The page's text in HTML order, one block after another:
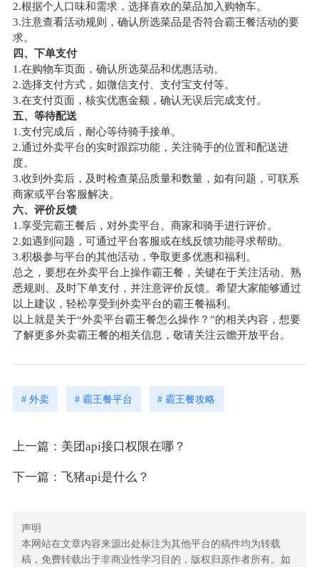
2.根据个人口味和需求，选择喜欢的菜品加入购物车。
3.注意查看活动规则，确认所选菜品是否符合霸王餐活动的要
求。
四、下单支付
1.在购物车页面，确认所选菜品和优惠活动。
2.选择支付方式，如微信支付、支付宝支付等。
3.在支付页面，核实优惠金额，确认无误后完成支付。
五、等待配送
1.支付完成后，耐心等待骑手接单。
2.通过外卖平台的实时跟踪功能，关注骑手的位置和配送进
度。
3.收到外卖后，及时检查菜品质量和数量，如有问题，可联系
商家或平台客服解决。
六、评价反馈
1.享受完霸王餐后，对外卖平台、商家和骑手进行评价。
2.如遇到问题，可通过平台客服或在线反馈功能寻求帮助。
3.积极参与平台的其他活动，争取更多优惠和福利。
总之，要想在外卖平台上操作霸王餐，关键在于关注活动、熟
悉规则、及时下单支付，并注意评价反馈。希望大家能够通过
以上建议，轻松享受到外卖平台的霸王餐福利。
以上就是关于“外卖平台霸王餐怎么操作？”的相关内容，想要
了解更多外卖霸王餐的相关信息，敬请关注云瞻开放平台。
# 外卖 # 霸王餐平台 # 霸王餐攻略
上一篇：美团api接口权限在哪？
下一篇：飞猪api是什么？
声明
本网站在文章内容来源出处标注为其他平台的稿件均为转载
稿，免费转载出于非商业性学习目的，版权归原作者所有。如